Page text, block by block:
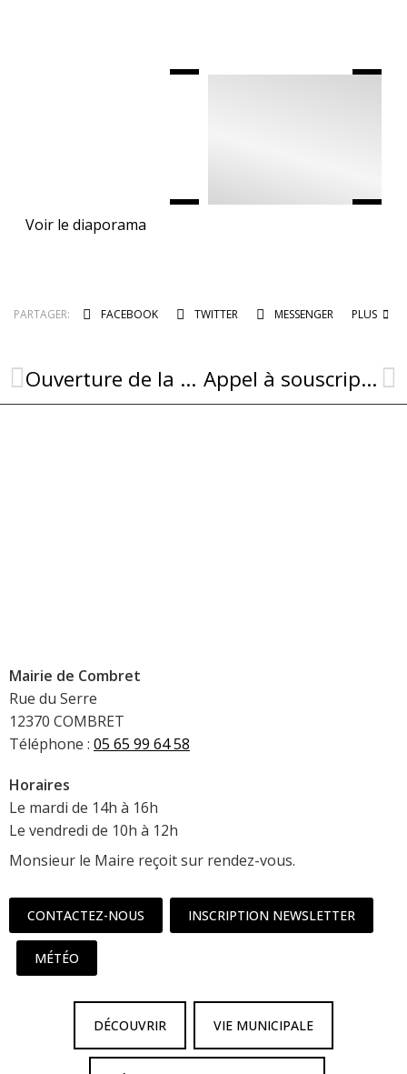
Voir le diaporama
PARTAGER: FACEBOOK TWITTER MESSENGER PLUS
Ouverture de la boutique de Noël Appel à souscription – Maison Culturelle Rey
Mairie de Combret
Rue du Serre
12370 COMBRET
Téléphone : 05 65 99 64 58
Horaires
Le mardi de 14h à 16h
Le vendredi de 10h à 12h
Monsieur le Maire reçoit sur rendez-vous.
CONTACTEZ-NOUS INSCRIPTION NEWSLETTER
MÉTÉO
DÉCOUVRIR VIE MUNICIPALE